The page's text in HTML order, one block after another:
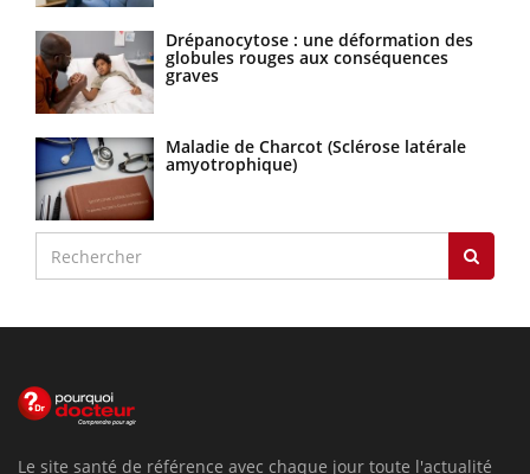
Drépanocytose : une déformation des
globules rouges aux conséquences
graves
Maladie de Charcot (Sclérose latérale
amyotrophique)
Le site santé de référence avec chaque jour toute l'actualité